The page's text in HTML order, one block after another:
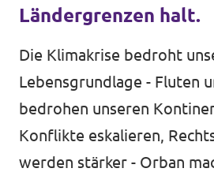
Datenschutz
Impressum
Ländergrenzen halt.
Die Klimakrise bedroht
Lebensgrundlage - Fluten
bedrohen unseren
Konflikte eskalieren,
werden stärker - Orban